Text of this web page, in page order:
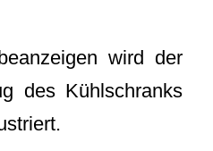
wird der
des Kühlschranks